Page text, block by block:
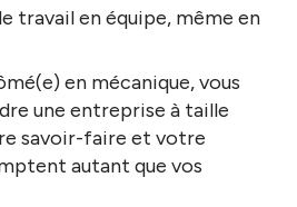
travail en équipe, même en
en mécanique, vous
une entreprise à taille
savoir-faire et votre
autant que vos